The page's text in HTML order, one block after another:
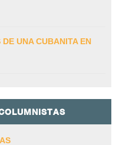
UNA CUBANITA EN